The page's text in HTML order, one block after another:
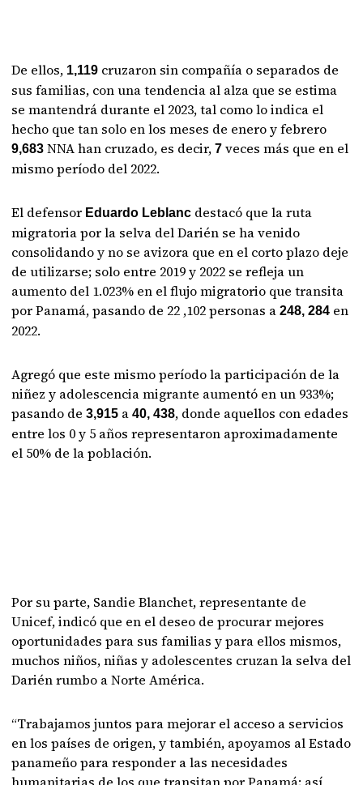
De ellos, 1,119 cruzaron sin compañía o separados de
sus familias, con una tendencia al alza que se estima
se mantendrá durante el 2023, tal como lo indica el
hecho que tan solo en los meses de enero y febrero
9,683 NNA han cruzado, es decir,7 veces más que en el
mismo período del 2022.
El defensor Eduardo Leblanc destacó que la ruta
migratoria por la selva del Darién se ha venido
consolidando y no se avizora que en el corto plazo deje
de utilizarse; solo entre 2019 y 2022 se refleja un
aumento del 1.023% en el flujo migratorio que transita
por Panamá, pasando de 22 ,102 personas a248, 284 en
2022.
Agregó que este mismo período la participación de la
niñez y adolescencia migrante aumentó en un 933%;
pasando de 3,915 a40, 438, donde aquellos con edades
entre los 0 y 5 años representaron aproximadamente
el 50% de la población.
Por su parte, Sandie Blanchet, representante de
Unicef, indicó que en el deseo de procurar mejores
oportunidades para sus familias y para ellos mismos,
muchos niños, niñas y adolescentes cruzan la selva del
Darién rumbo a Norte América.
“Trabajamos juntos para mejorar el acceso a servicios
en los países de origen, y también, apoyamos al Estado
panameño para responder a las necesidades